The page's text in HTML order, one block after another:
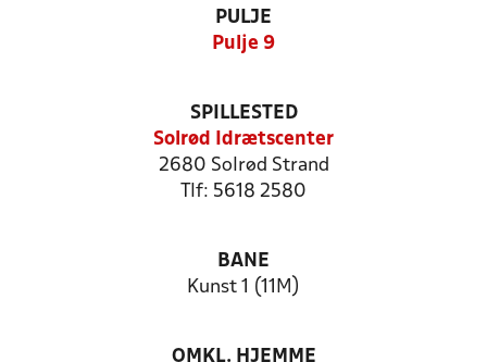
PULJE
Pulje 9
SPILLESTED
Solrød Idrætscenter
2680 Solrød Strand
Tlf: 5618 2580
BANE
Kunst 1 (11M)
OMKL. HJEMME